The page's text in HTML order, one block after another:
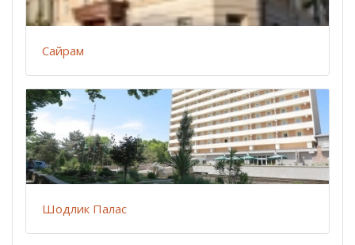
Сайрам
Шодлик Палас